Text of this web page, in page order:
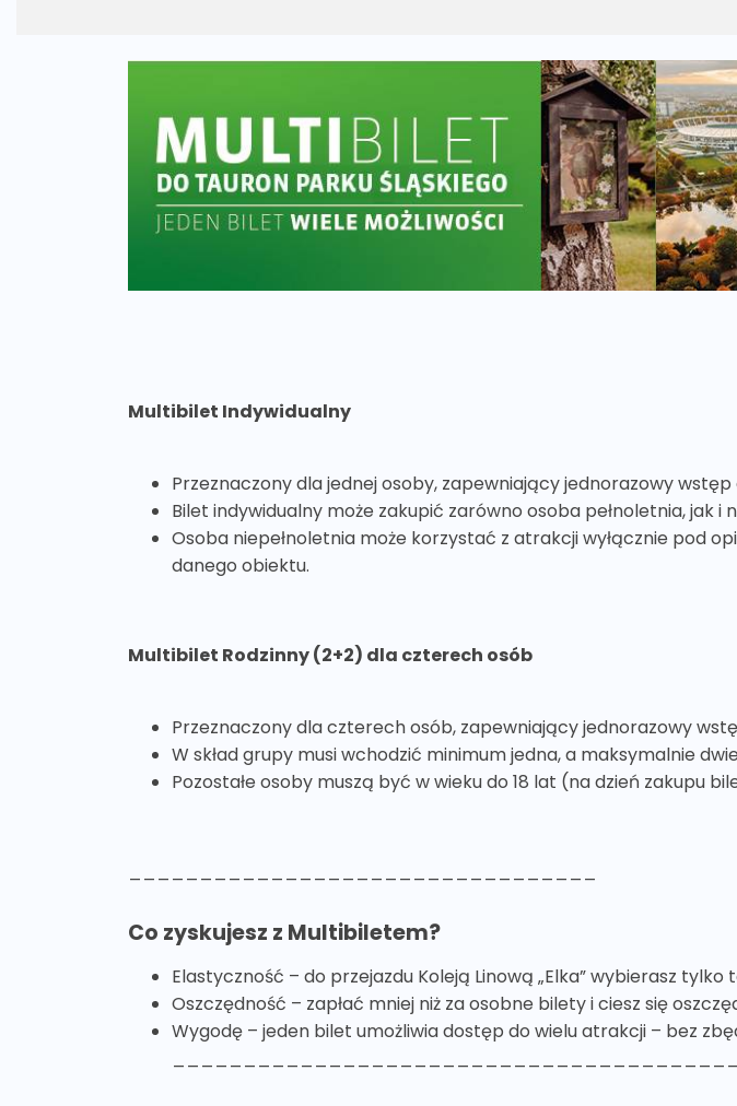
Multibilet Indywidualny
Przeznaczony dla jednej osoby, zapewniający jednorazowy
Bilet indywidualny może zakupić zarówno osoba pełnoletnia, jak i
Osoba niepełnoletnia może korzystać z atrakcji wyłącznie pod
danego obiektu.
Multibilet Rodzinny (2+2) dla czterech osób
Przeznaczony dla czterech osób, zapewniający jednorazowy
W skład grupy musi wchodzić minimum jedna, a maksymalnie
Pozostałe osoby muszą być w wieku do 18 lat (na dzień zakupu
Co zyskujesz z Multibiletem?
Elastyczność – do przejazdu Koleją Linową „Elka” wybierasz
Oszczędność – zapłać mniej niż za osobne bilety i ciesz się
Wygodę – jeden bilet umożliwia dostęp do wielu atrakcji – bez